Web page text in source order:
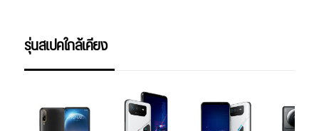
รุ่นสเปคใกล้เคียง